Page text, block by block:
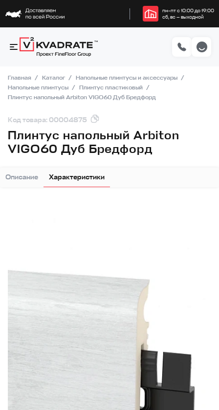
пн–пт с 10:00 до 19:00
сб, вс — выходной
Главная Каталог
Напольные плинтусы и аксессуары
Напольные плинтусы
Плинтус пластиковый
Плинтус напольный Arbiton VIGO60 Дуб Бредфорд
Код товара: 00004875
Плинтус напольный Arbiton
VIGO60 Дуб Бредфорд
Описание Характеристики